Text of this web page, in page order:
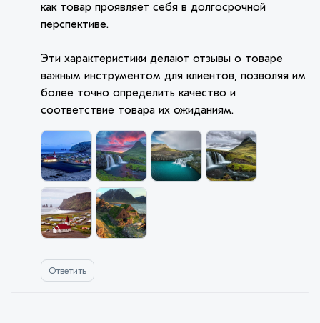
как товар проявляет себя в долгосрочной
перспективе.
Эти характеристики делают отзывы о товаре
важным инструментом для клиентов, позволяя им
более точно определить качество и
соответствие товара их ожиданиям.
Ответить